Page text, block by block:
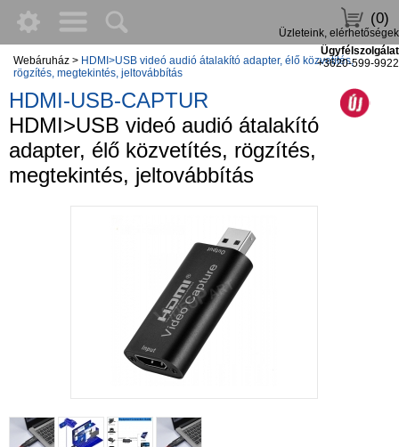
(0)
Üzleteink, elérhetőségek
Ügyfélszolgálat
+3620-599-9922
Webáruház > HDMI>USB videó audió átalakító adapter, élő közvetítés,
rögzítés, megtekintés, jeltovábbítás
HDMI-USB-CAPTUR
HDMI>USB videó audió átalakító
adapter, élő közvetítés, rögzítés,
megtekintés, jeltovábbítás